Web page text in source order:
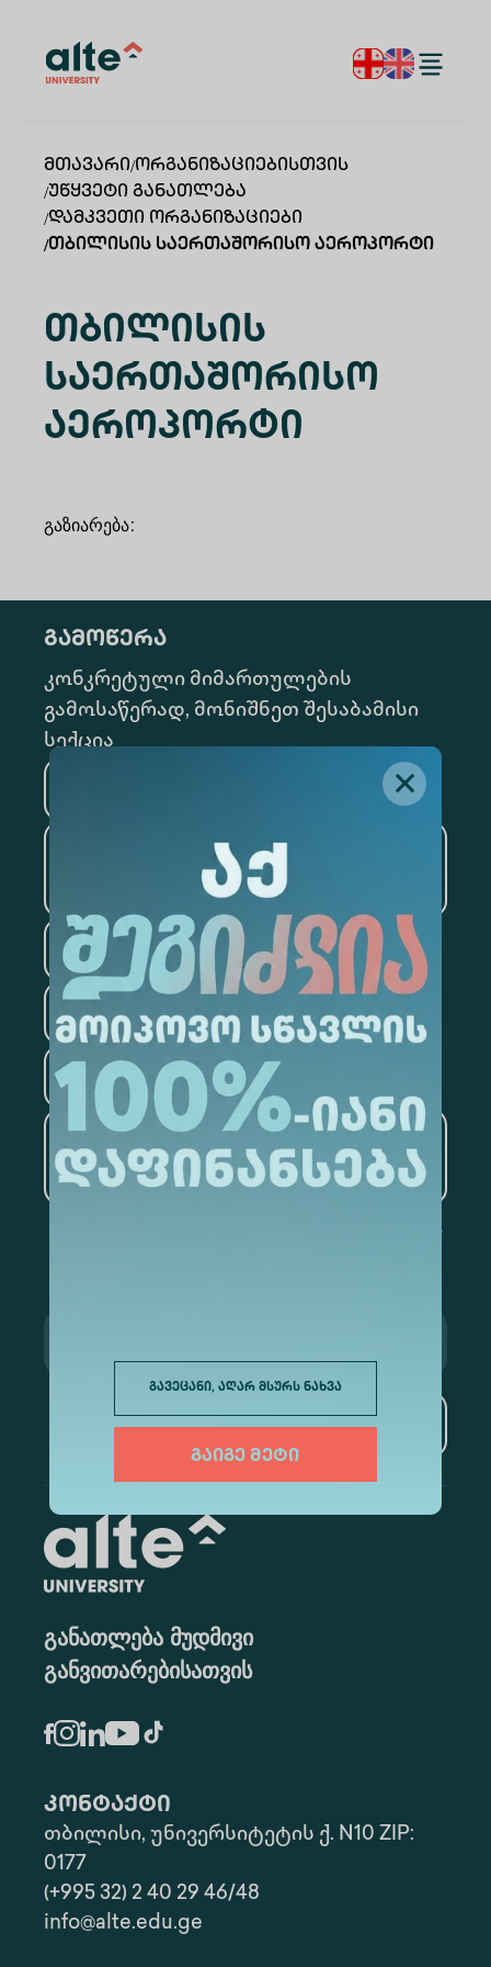
გავეცანი, აღარ მსურს ნახვა
გაიგე მეტი
Მთავარი/Ორგანიზაციებისთვის
/Უწყვეტი Განათლება
/Დამკვეთი Ორგანიზაციები
/Თბილისის Საერთაშორისო Აეროპორტი
Თბილისის
Საერთაშორისო
Აეროპორტი
გაზიარება:
გამოწერა
კონკრეტული მიმართულების
გამოსაწერად, მონიშნეთ შესაბამისი
სექცია
საინფორმაციო
ტექნოლოგიები
სამართალი
ფსიქოლოგია
ტურიზმი
და მონაცემთა ანალიტიკა
გამოწერა
განათლება მუდმივი
განვითარებისათვის
კონტაქტი
თბილისი, უნივერსიტეტის ქ. N10 ZIP:
0177
(+995 32) 2 40 29 46/48
info@alte.edu.ge